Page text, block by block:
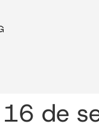
16 de